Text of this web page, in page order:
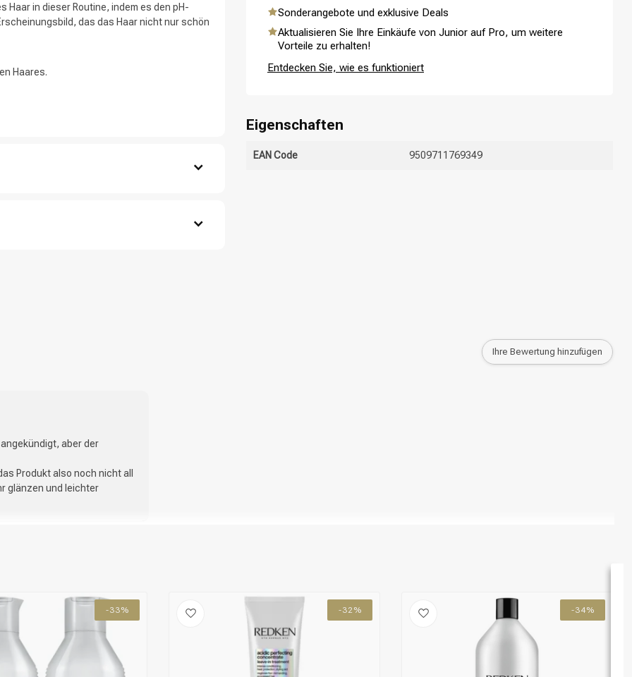
suchst du?
in dieser Routine, indem es den pH-
das das Haar nicht nur schön
Haares.
aus.
Hexyl Cinnamal, Prunus
Hydroxide
Sonderangebote und exklusive Deals
Aktualisieren Sie Ihre Einkäufe von Junior auf Pro, um weitere
Vorteile zu erhalten!
Entdecken Sie, wie es funktioniert
Eigenschaften
EAN Code 9509711769349
Ihre Bewertung hinzufügen
aber der
Produkt also noch nicht all
glänzen und leichter
-33% -32% -34%